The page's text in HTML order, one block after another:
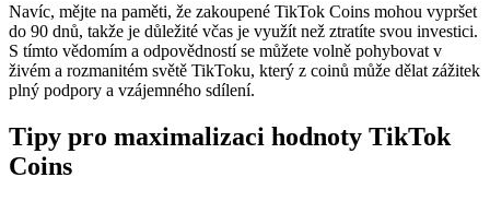
Navíc, mějte na paměti, že zakoupené TikTok Coins mohou vypršet
do 90 dnů, takže je důležité včas je využít než ztratíte svou investici.
S tímto vědomím a odpovědností se můžete volně pohybovat v
živém a rozmanitém světě TikToku, který z coinů může dělat zážitek
plný podpory a vzájemného sdílení.
Tipy pro maximalizaci hodnoty TikTok
Coins